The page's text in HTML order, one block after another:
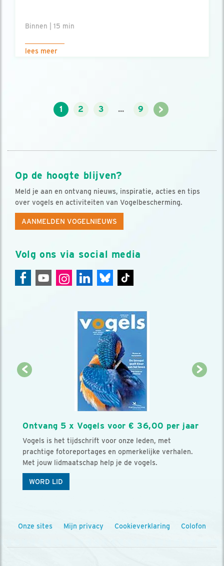
Binnen | 15 min
lees meer
1 2 3 ... 9 >
Op de hoogte blijven?
Meld je aan en ontvang nieuws, inspiratie, acties en tips
over vogels en activiteiten van Vogelbescherming.
AANMELDEN VOGELNIEUWS
Volg ons via social media
Ontvang 5 x Vogels voor € 36,00 per jaar
Vogels is het tijdschrift voor onze leden, met
prachtige fotoreportages en opmerkelijke verhalen.
Met jouw lidmaatschap help je de vogels.
WORD LID
Onze sites Mijn privacy Cookieverklaring Colofon